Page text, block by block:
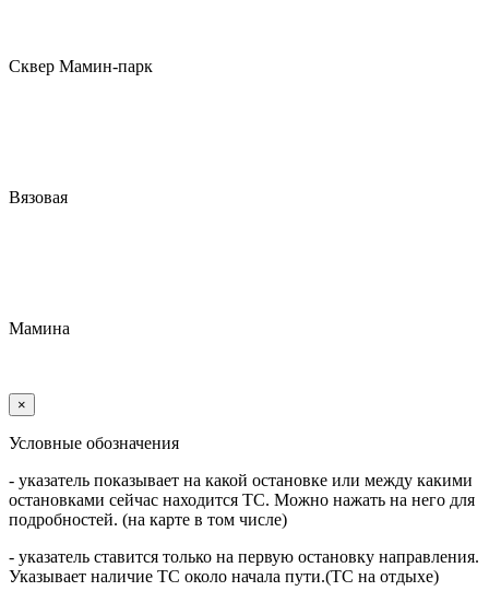
Сквер Мамин-парк
Вязовая
Мамина
×
Условные обозначения
- указатель показывает на какой остановке или между какими
остановками сейчас находится ТС. Можно нажать на него для
подробностей. (на карте в том числе)
- указатель ставится только на первую остановку направления.
Указывает наличие ТС около начала пути.(ТС на отдыхе)